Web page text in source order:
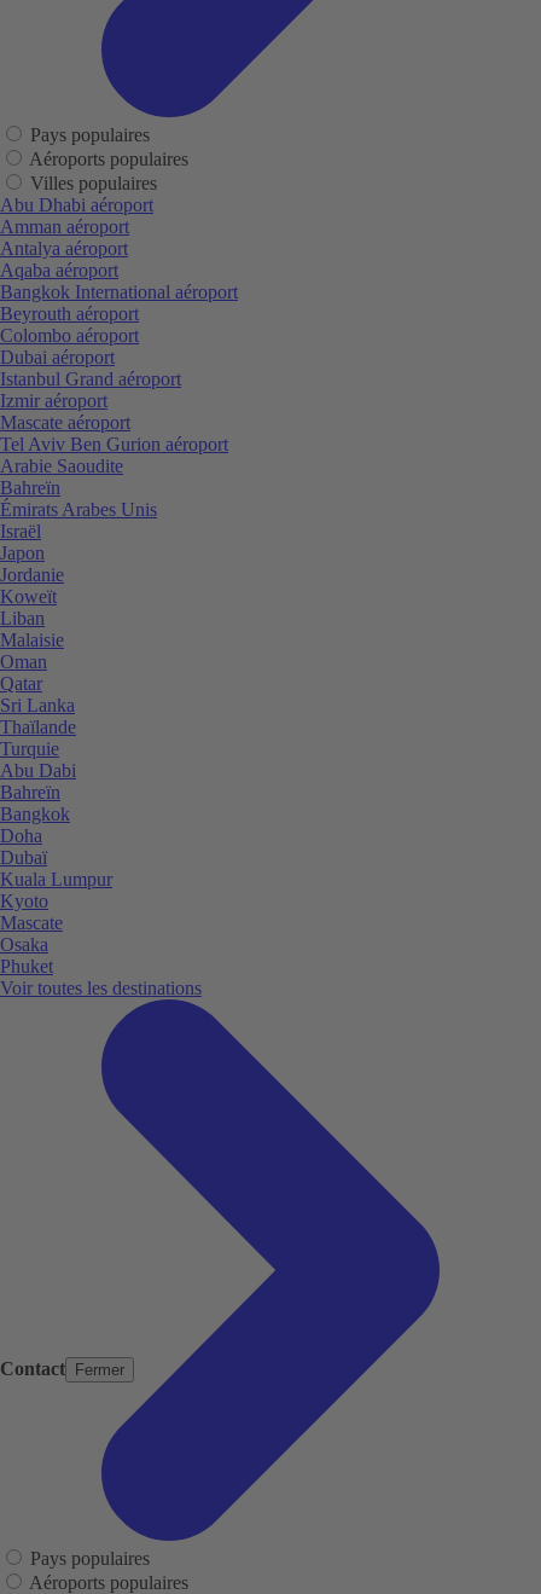
Contact Fermer
Pays populaires
Aéroports populaires
Villes populaires
Abu Dhabi aéroport
Amman aéroport
Antalya aéroport
Aqaba aéroport
Bangkok International aéroport
Beyrouth aéroport
Colombo aéroport
Dubai aéroport
Istanbul Grand aéroport
Izmir aéroport
Mascate aéroport
Tel Aviv Ben Gurion aéroport
Arabie Saoudite
Bahreïn
Émirats Arabes Unis
Israël
Japon
Jordanie
Koweït
Liban
Malaisie
Oman
Qatar
Sri Lanka
Thaïlande
Turquie
Abu Dabi
Bahreïn
Bangkok
Doha
Dubaï
Kuala Lumpur
Kyoto
Mascate
Osaka
Phuket
Voir toutes les destinations
Pays populaires
Aéroports populaires